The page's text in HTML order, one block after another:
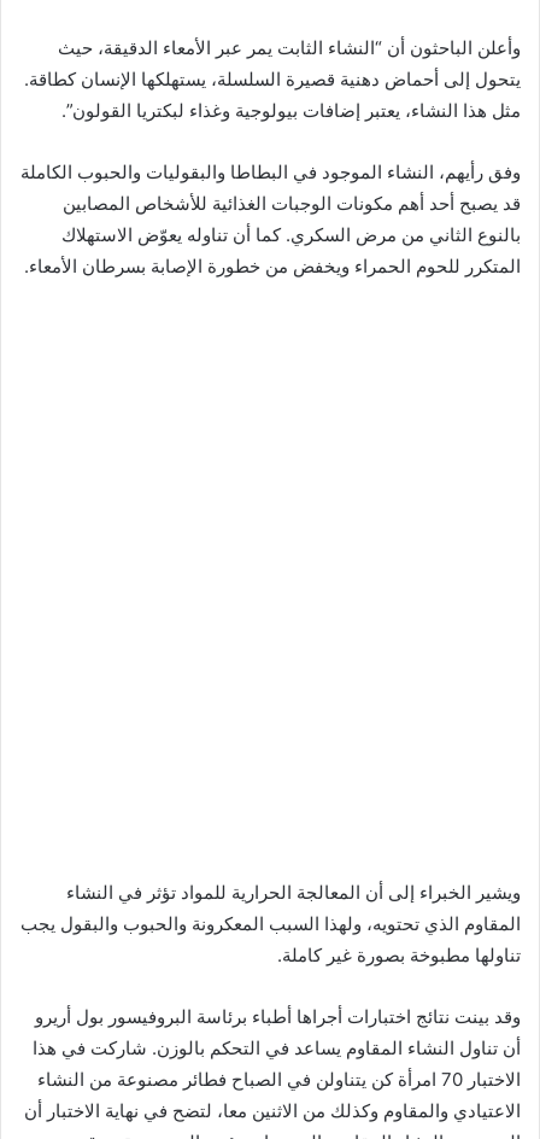
وأعلن الباحثون أن “النشاء الثابت يمر عبر الأمعاء الدقيقة، حيث
يتحول إلى أحماض دهنية قصيرة السلسلة، يستهلكها الإنسان كطاقة.
مثل هذا النشاء، يعتبر إضافات بيولوجية وغذاء لبكتريا القولون”.
وفق رأيهم، النشاء الموجود في البطاطا والبقوليات والحبوب الكاملة
قد يصبح أحد أهم مكونات الوجبات الغذائية للأشخاص المصابين
بالنوع الثاني من مرض السكري. كما أن تناوله يعوّض الاستهلاك
المتكرر للحوم الحمراء ويخفض من خطورة الإصابة بسرطان الأمعاء.
ويشير الخبراء إلى أن المعالجة الحرارية للمواد تؤثر في النشاء
المقاوم الذي تحتويه، ولهذا السبب المعكرونة والحبوب والبقول يجب
تناولها مطبوخة بصورة غير كاملة.
وقد بينت نتائج اختبارات أجراها أطباء برئاسة البروفيسور بول أريرو
أن تناول النشاء المقاوم يساعد في التحكم بالوزن. شاركت في هذا
الاختبار 70 امرأة كن يتناولن في الصباح فطائر مصنوعة من النشاء
الاعتيادي والمقاوم وكذلك من الاثنين معا، لتضح في نهاية الاختبار أن